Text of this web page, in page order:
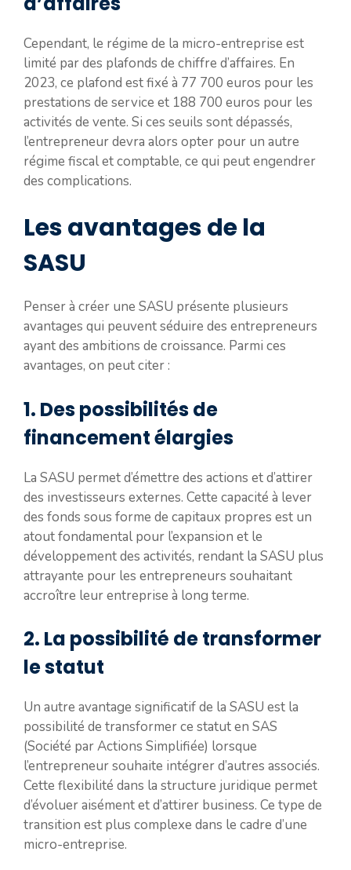
Cependant, le régime de la micro-entreprise est
limité par des plafonds de chiffre d’affaires. En
2023, ce plafond est fixé à 77 700 euros pour les
prestations de service et 188 700 euros pour les
activités de vente. Si ces seuils sont dépassés,
l’entrepreneur devra alors opter pour un autre
régime fiscal et comptable, ce qui peut engendrer
des complications.
Les avantages de la
SASU
Penser à créer une SASU présente plusieurs
avantages qui peuvent séduire des entrepreneurs
ayant des ambitions de croissance. Parmi ces
avantages, on peut citer :
1. Des possibilités de
financement élargies
La SASU permet d’émettre des actions et d’attirer
des investisseurs externes. Cette capacité à lever
des fonds sous forme de capitaux propres est un
atout fondamental pour l’expansion et le
développement des activités, rendant la SASU plus
attrayante pour les entrepreneurs souhaitant
accroître leur entreprise à long terme.
2. La possibilité de transformer
le statut
Un autre avantage significatif de la SASU est la
possibilité de transformer ce statut en SAS
(Société par Actions Simplifiée) lorsque
l’entrepreneur souhaite intégrer d’autres associés.
Cette flexibilité dans la structure juridique permet
d’évoluer aisément et d’attirer business. Ce type de
transition est plus complexe dans le cadre d’une
micro-entreprise.